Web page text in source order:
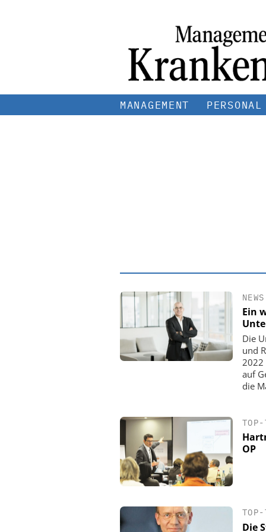
MANAGEMENT PERSONAL
NEWS
Ein
Die
und
2022
auf
die
TOP-
OP
TOP-
Die
EASY
Ordnung zur KI-